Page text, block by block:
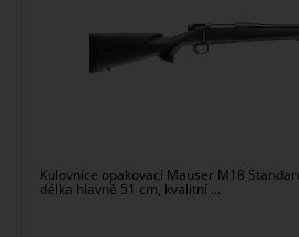
Kulovnice opakovací Mauser M18
délka hlavně 51 cm, kvalitní ...